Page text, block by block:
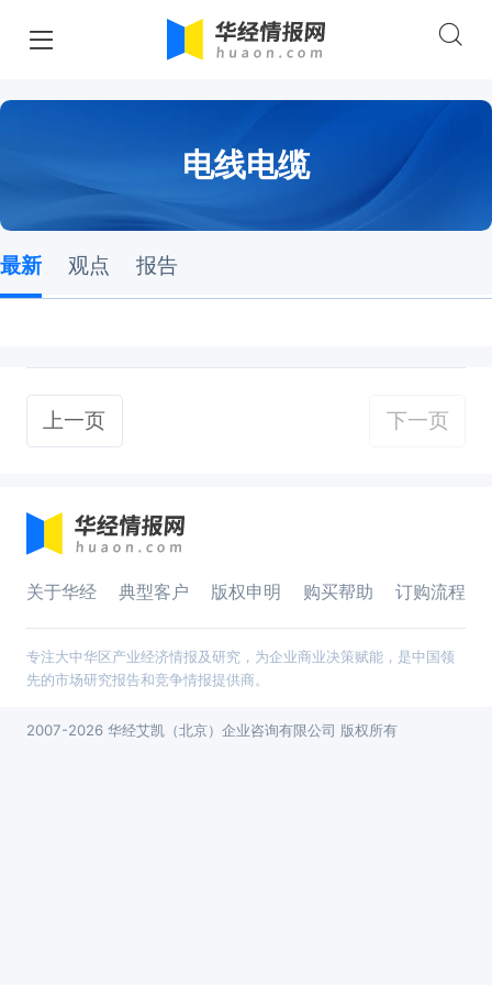
电线电缆
最新 观点 报告
上一页 下一页
关于华经 典型客户 版权申明 购买帮助 订购流程
专注大中华区产业经济情报及研究，为企业商业决策赋能，是中国领
先的市场研究报告和竞争情报提供商。
2007-2026 华经艾凯（北京）企业咨询有限公司 版权所有